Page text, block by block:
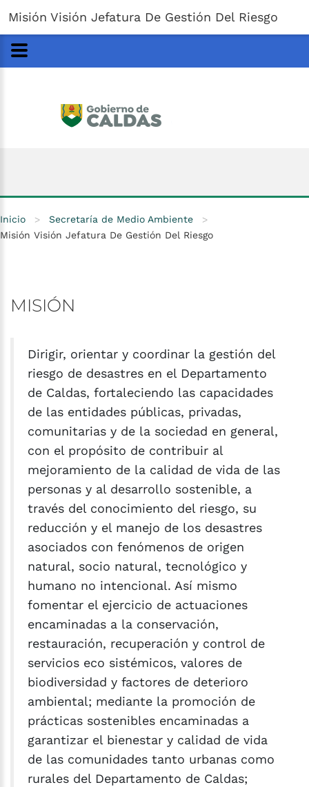
Gobernación de Caldas
Misión Visión Jefatura De Gestión Del Riesgo
Inicio > Secretaría de Medio Ambiente
>
Misión Visión Jefatura De Gestión Del Riesgo
MISIÓN
Dirigir, orientar y coordinar la gestión del
riesgo de desastres en el Departamento
de Caldas, fortaleciendo las capacidades
de las entidades públicas, privadas,
comunitarias y de la sociedad en general,
con el propósito de contribuir al
mejoramiento de la calidad de vida de las
personas y al desarrollo sostenible, a
través del conocimiento del riesgo, su
reducción y el manejo de los desastres
asociados con fenómenos de origen
natural, socio natural, tecnológico y
humano no intencional. Así mismo
fomentar el ejercicio de actuaciones
encaminadas a la conservación,
restauración, recuperación y control de
servicios eco sistémicos, valores de
biodiversidad y factores de deterioro
ambiental; mediante la promoción de
prácticas sostenibles encaminadas a
garantizar el bienestar y calidad de vida
de las comunidades tanto urbanas como
rurales del Departamento de Caldas;